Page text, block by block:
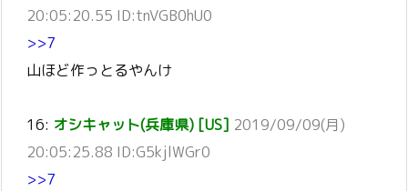
20:05:20.55 ID:tnVGB0hU0
>>7
山ほど作っとるやんけ
16: オシキャット(兵庫県) [US] 2019/09/09(月)
20:05:25.88 ID:G5kjlWGr0
>>7